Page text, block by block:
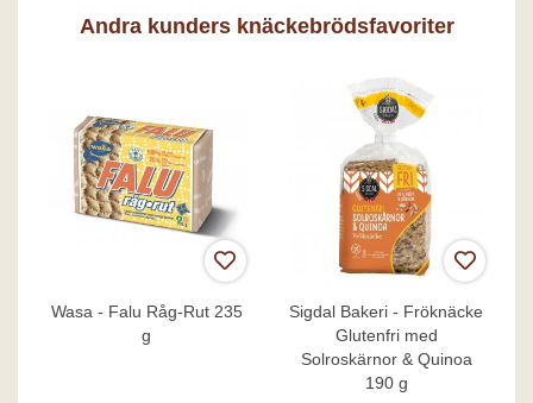
Andra kunders knäckebrödsfavoriter
Wasa - Falu Råg-Rut 235
g
Sigdal Bakeri - Fröknäcke
Glutenfri med
Solroskärnor & Quinoa
190 g